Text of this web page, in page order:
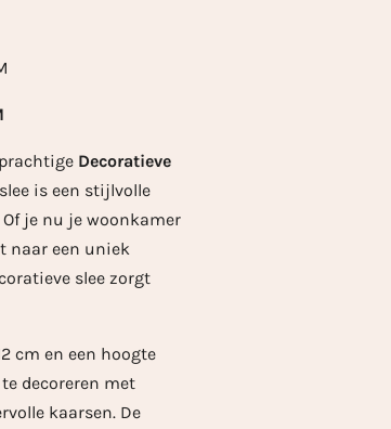
Decoratieve
is een stijlvolle
je nu je woonkamer
naar een uniek
slee zorgt
cm en een hoogte
decoreren met
kaarsen. De